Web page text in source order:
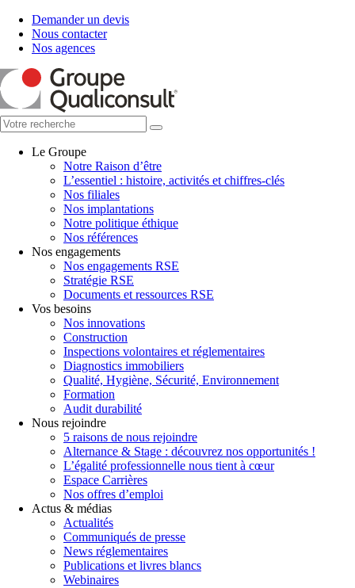
Demander un devis
Nous contacter
Nos agences
Le Groupe
Notre Raison d’être
L’essentiel : histoire, activités et chiffres-clés
Nos filiales
Nos implantations
Notre politique éthique
Nos références
Nos engagements
Nos engagements RSE
Stratégie RSE
Documents et ressources RSE
Vos besoins
Nos innovations
Construction
Inspections volontaires et réglementaires
Diagnostics immobiliers
Qualité, Hygiène, Sécurité, Environnement
Formation
Audit durabilité
Nous rejoindre
5 raisons de nous rejoindre
Alternance & Stage : découvrez nos opportunités !
L’égalité professionnelle nous tient à cœur
Espace Carrières
Nos offres d’emploi
Actus & médias
Actualités
Communiqués de presse
News réglementaires
Publications et livres blancs
Webinaires